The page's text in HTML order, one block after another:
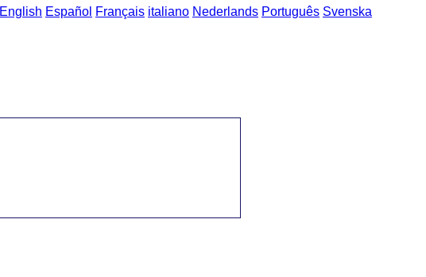
English Español Français italiano Nederlands Português Svenska